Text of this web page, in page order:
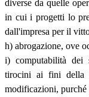
diverse da quelle
in cui i progetti lo
dall'impresa per il
h) abrogazione, ove
i) computabilità dei
tirocini ai fini della
modificazioni,